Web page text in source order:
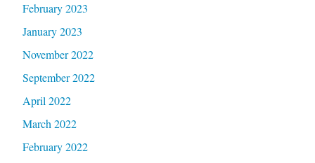
February 2023
January 2023
November 2022
September 2022
April 2022
March 2022
February 2022